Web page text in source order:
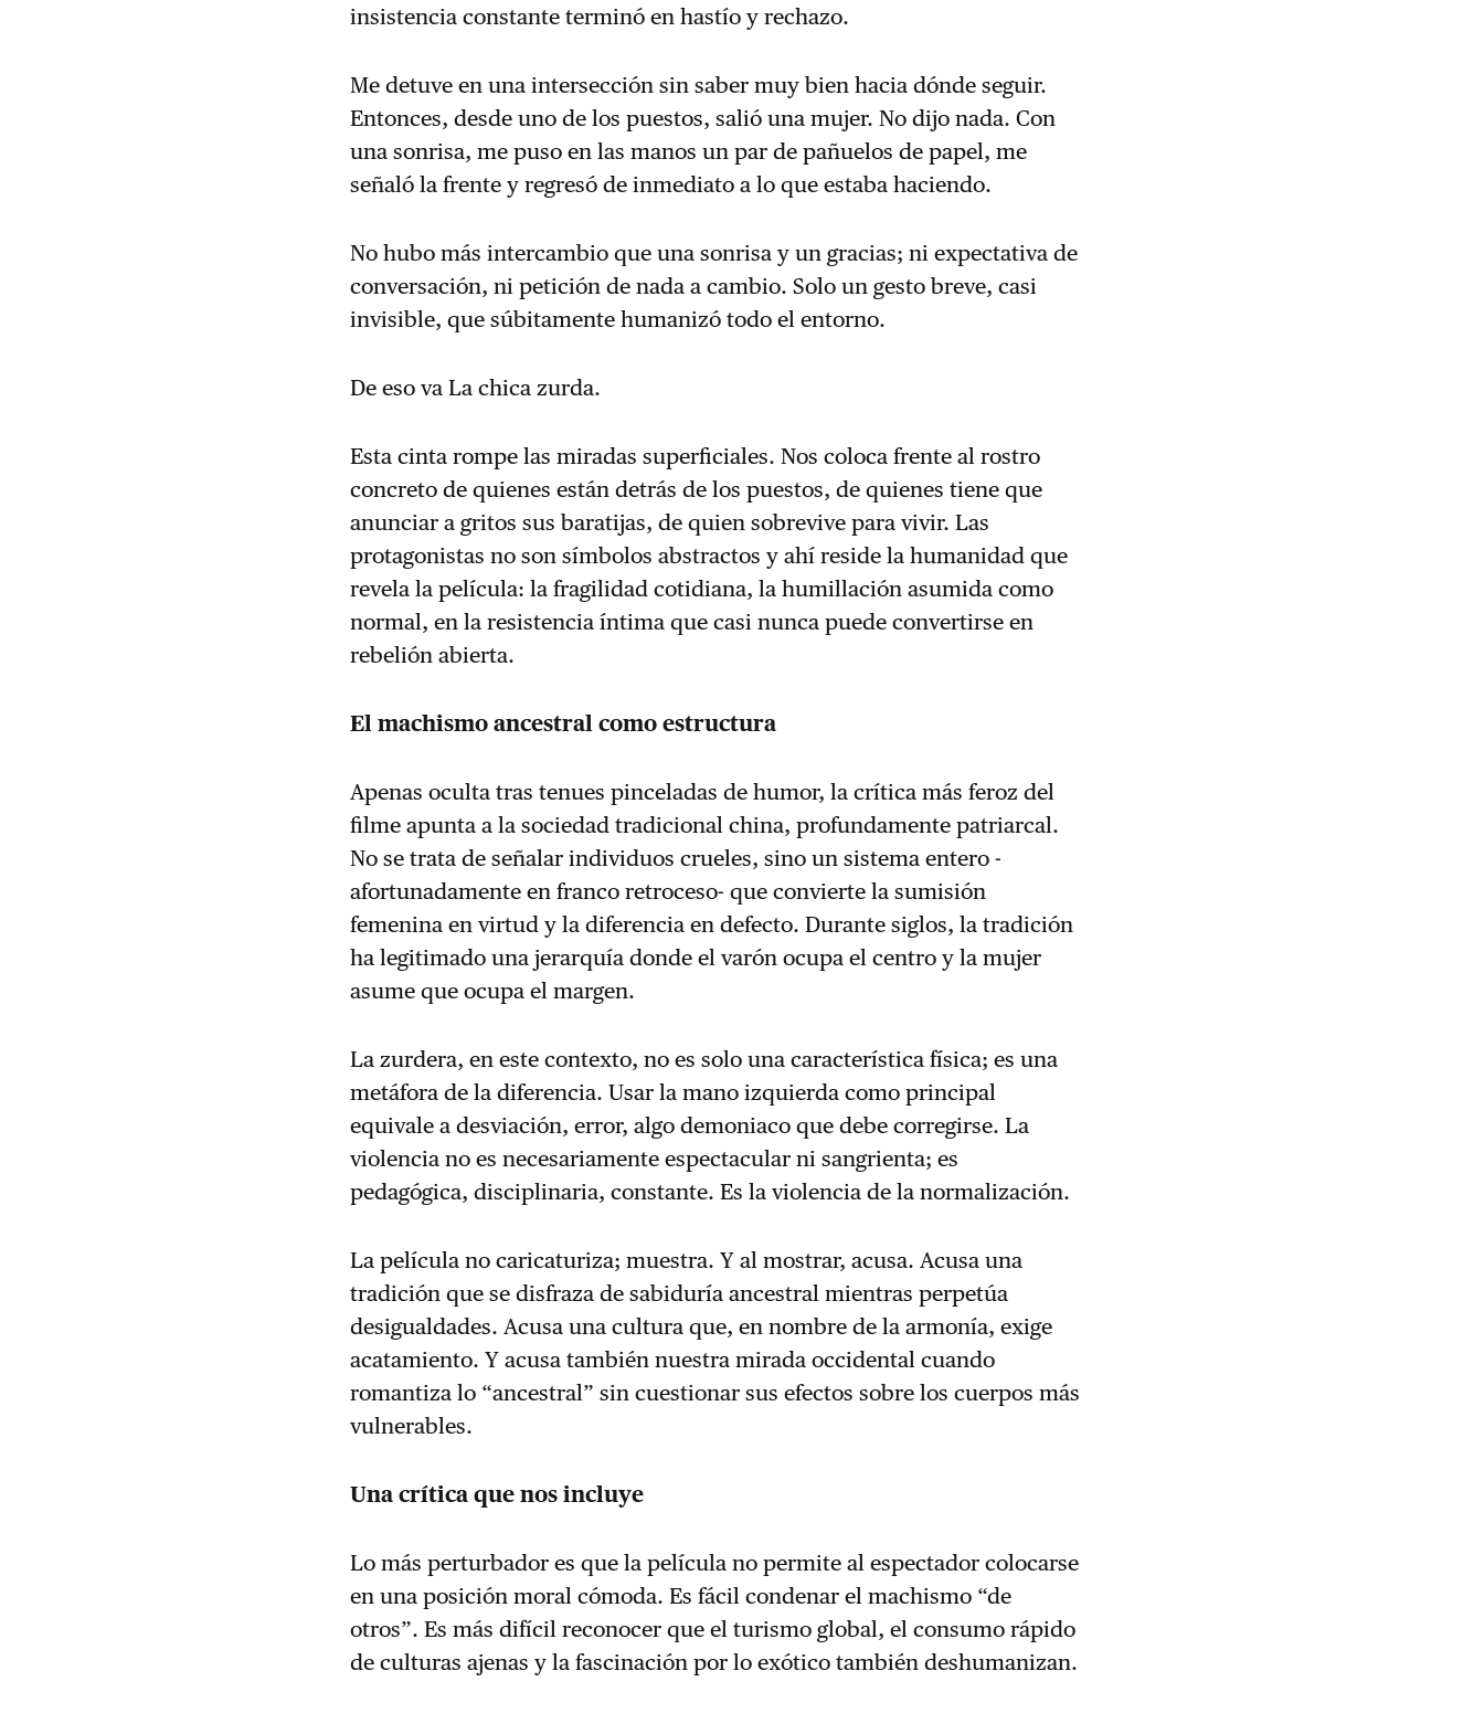
insistencia constante terminó en hastío y rechazo.
Me detuve en una intersección sin saber muy bien hacia dónde seguir.
Entonces, desde uno de los puestos, salió una mujer. No dijo nada. Con
una sonrisa, me puso en las manos un par de pañuelos de papel, me
señaló la frente y regresó de inmediato a lo que estaba haciendo.
No hubo más intercambio que una sonrisa y un gracias; ni expectativa de
conversación, ni petición de nada a cambio. Solo un gesto breve, casi
invisible, que súbitamente humanizó todo el entorno.
De eso va La chica zurda.
Esta cinta rompe las miradas superficiales. Nos coloca frente al rostro
concreto de quienes están detrás de los puestos, de quienes tiene que
anunciar a gritos sus baratijas, de quien sobrevive para vivir. Las
protagonistas no son símbolos abstractos y ahí reside la humanidad que
revela la película: la fragilidad cotidiana, la humillación asumida como
normal, en la resistencia íntima que casi nunca puede convertirse en
rebelión abierta.
El machismo ancestral como estructura
Apenas oculta tras tenues pinceladas de humor, la crítica más feroz del
filme apunta a la sociedad tradicional china, profundamente patriarcal.
No se trata de señalar individuos crueles, sino un sistema entero -
afortunadamente en franco retroceso- que convierte la sumisión
femenina en virtud y la diferencia en defecto. Durante siglos, la tradición
ha legitimado una jerarquía donde el varón ocupa el centro y la mujer
asume que ocupa el margen.
La zurdera, en este contexto, no es solo una característica física; es una
metáfora de la diferencia. Usar la mano izquierda como principal
equivale a desviación, error, algo demoniaco que debe corregirse. La
violencia no es necesariamente espectacular ni sangrienta; es
pedagógica, disciplinaria, constante. Es la violencia de la normalización.
La película no caricaturiza; muestra. Y al mostrar, acusa. Acusa una
tradición que se disfraza de sabiduría ancestral mientras perpetúa
desigualdades. Acusa una cultura que, en nombre de la armonía, exige
acatamiento. Y acusa también nuestra mirada occidental cuando
romantiza lo “ancestral” sin cuestionar sus efectos sobre los cuerpos más
vulnerables.
Una crítica que nos incluye
Lo más perturbador es que la película no permite al espectador colocarse
en una posición moral cómoda. Es fácil condenar el machismo “de
otros”. Es más difícil reconocer que el turismo global, el consumo rápido
de culturas ajenas y la fascinación por lo exótico también deshumanizan.